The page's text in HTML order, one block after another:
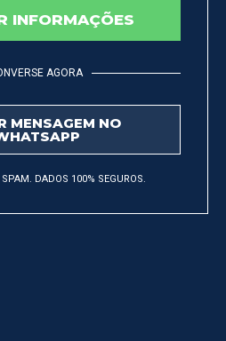
INFORMAÇÕES
AGORA
MENSAGEM NO
DADOS 100% SEGUROS.